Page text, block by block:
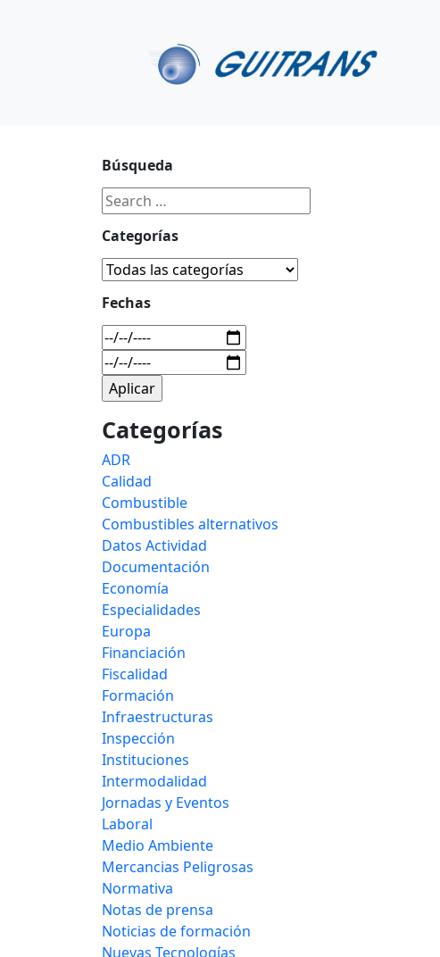
Búsqueda
Categorías
Fechas
Categorías
ADR
Calidad
Combustible
Combustibles alternativos
Datos Actividad
Documentación
Economía
Especialidades
Europa
Financiación
Fiscalidad
Formación
Infraestructuras
Inspección
Instituciones
Intermodalidad
Jornadas y Eventos
Laboral
Medio Ambiente
Mercancias Peligrosas
Normativa
Notas de prensa
Noticias de formación
Nuevas Tecnologías